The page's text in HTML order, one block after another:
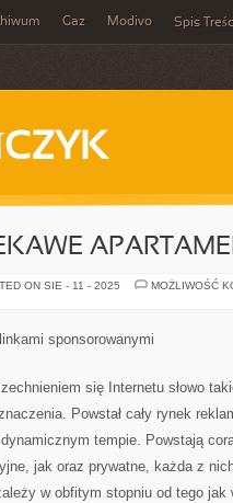
Gaz Modivo Spis
ON SIE - 11 - 2025
MOŻLIWOŚĆ
sponsorowanymi
się Internetu słowo
Powstał cały rynek
tempie. Powstają
jak oraz prywatne, każda z
w obfitym stopniu od tego